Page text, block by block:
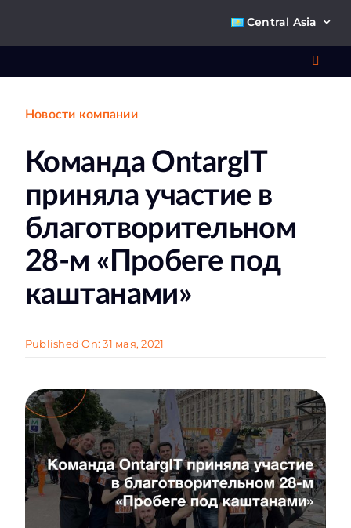
Central Asia
Новости компании
Команда OntargIT
приняла участие в
благотворительном
28-м «Пробеге под
каштанами»
Published On: 31 мая, 2021